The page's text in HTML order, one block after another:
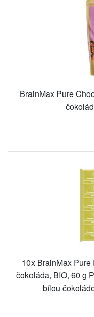
BrainMax Pure
10x BrainMax
čokoláda, BIO, 60 g
bílou